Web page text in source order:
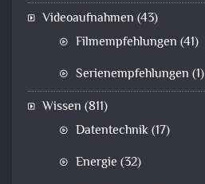
Videoaufnahmen (43)
Filmempfehlungen (41)
Serienempfehlungen (1)
Wissen (811)
Datentechnik(17)
Energie (32)